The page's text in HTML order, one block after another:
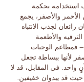
استخدامه بحكمة
والأصفر، يجمع
رائعان لجذب الانتباه
والأطعمة
– فمطاعم الوجبات
لأنها ببساطة تجعل
واحد. في المقابل، قد لا
حيث قد يبدوان خفيفين.